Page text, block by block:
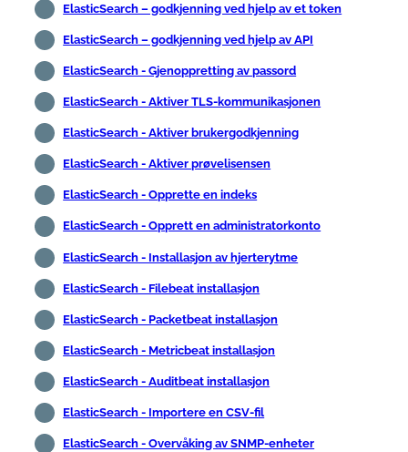
ElasticSearch – godkjenning ved hjelp av et token
ElasticSearch – godkjenning ved hjelp av API
ElasticSearch - Gjenoppretting av passord
ElasticSearch - Aktiver TLS-kommunikasjonen
ElasticSearch - Aktiver brukergodkjenning
ElasticSearch - Aktiver prøvelisensen
ElasticSearch - Opprette en indeks
ElasticSearch - Opprett en administratorkonto
ElasticSearch - Installasjon av hjerterytme
ElasticSearch - Filebeat installasjon
ElasticSearch - Packetbeat installasjon
ElasticSearch - Metricbeat installasjon
ElasticSearch - Auditbeat installasjon
ElasticSearch - Importere en CSV-fil
ElasticSearch - Overvåking av SNMP-enheter